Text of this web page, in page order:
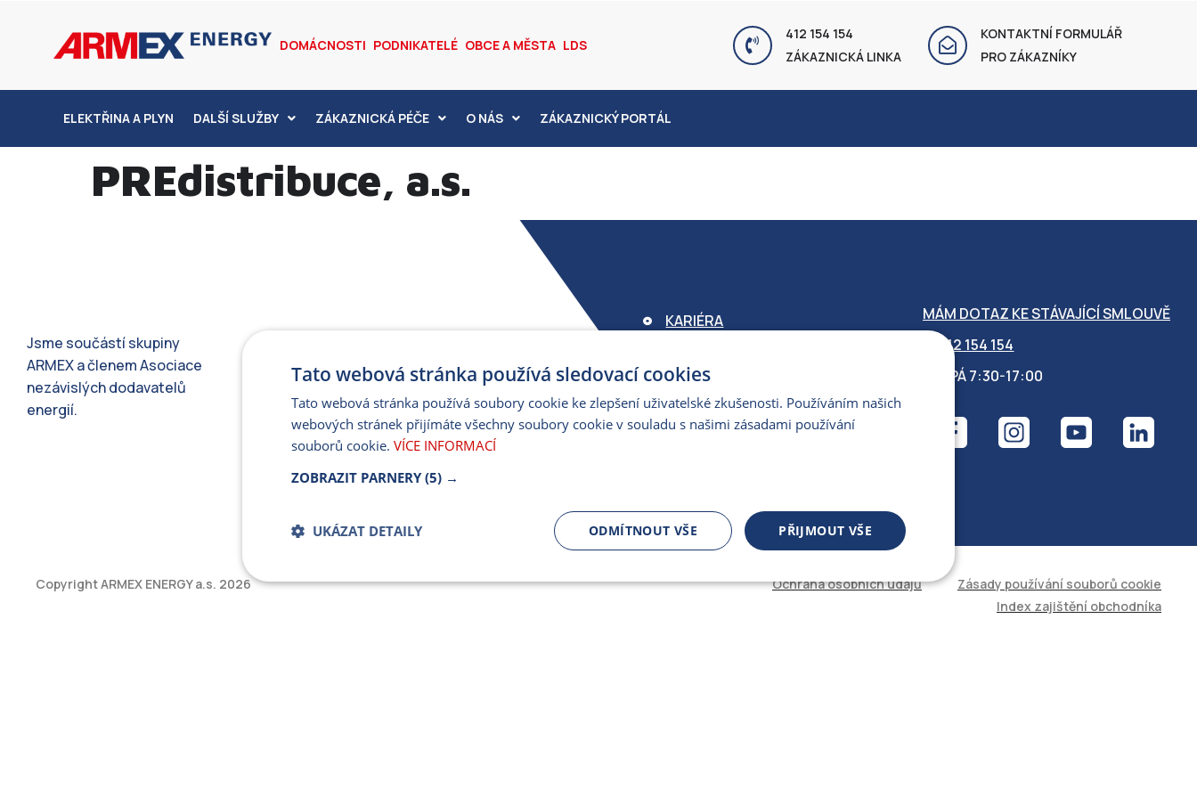
DOMÁCNOSTI PODNIKATELÉ OBCE A MĚSTA LDS
412 154 154
ZÁKAZNICKÁ LINKA
KONTAKTNÍ FORMULÁŘ
PRO ZÁKAZNÍKY
ELEKTŘINA A PLYN DALŠÍ SLUŽBY ZÁKAZNICKÁ PÉČE O NÁS ZÁKAZNICKÝ PORTÁL
PREdistribuce, a.s.
Jsme součástí skupiny
ARMEX a členem Asociace
nezávislých dodavatelů
energií.
KARIÉRA
ZÁRUKA ELEKTROMOBILITY
PARTNERSKÝ PORTÁL
MÁM DOTAZ KE STÁVAJÍCÍ SMLOUVĚ
412 154 154
PO-PÁ 7:30-17:00
Copyright ARMEX ENERGY a.s. 2026 Ochrana osobních údajů
Zásady používání souborů cookie
Index zajištění obchodníka
Tato webová stránka používá sledovací cookies
Tato webová stránka používá soubory cookie ke zlepšení uživatelské zkušenosti. Používáním našich
webových stránek přijímáte všechny soubory cookie v souladu s našimi zásadami používání
souborů cookie. VÍCE INFORMACÍ
ZOBRAZIT PARNERY (5) →
PŘIJMOUT VŠE
ODMÍTNOUT VŠE
UKÁZAT DETAILY
Bezpodmínečně nutné
Výkonnostní Cílení souborů